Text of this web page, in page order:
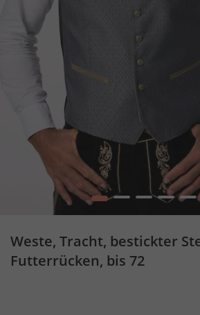
1 2 3 4 5
Weste, Tracht, bestickter
Futterrücken, bis 72